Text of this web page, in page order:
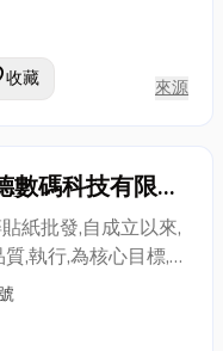
板.鏡面黑板.餐飲
品獲得合作廠商的
精神，以合理之報
佈欄、玻
收藏 來源
數碼科技有限公
紙批發,自成立以來,
,執行,為核心目標,
生產,提供商品服務,
,,產品通過SGS檢